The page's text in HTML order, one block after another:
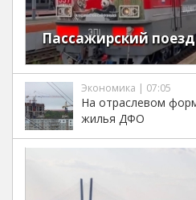
Пассажирский
Экономика | 07:05
На отраслевом
жилья ДФО